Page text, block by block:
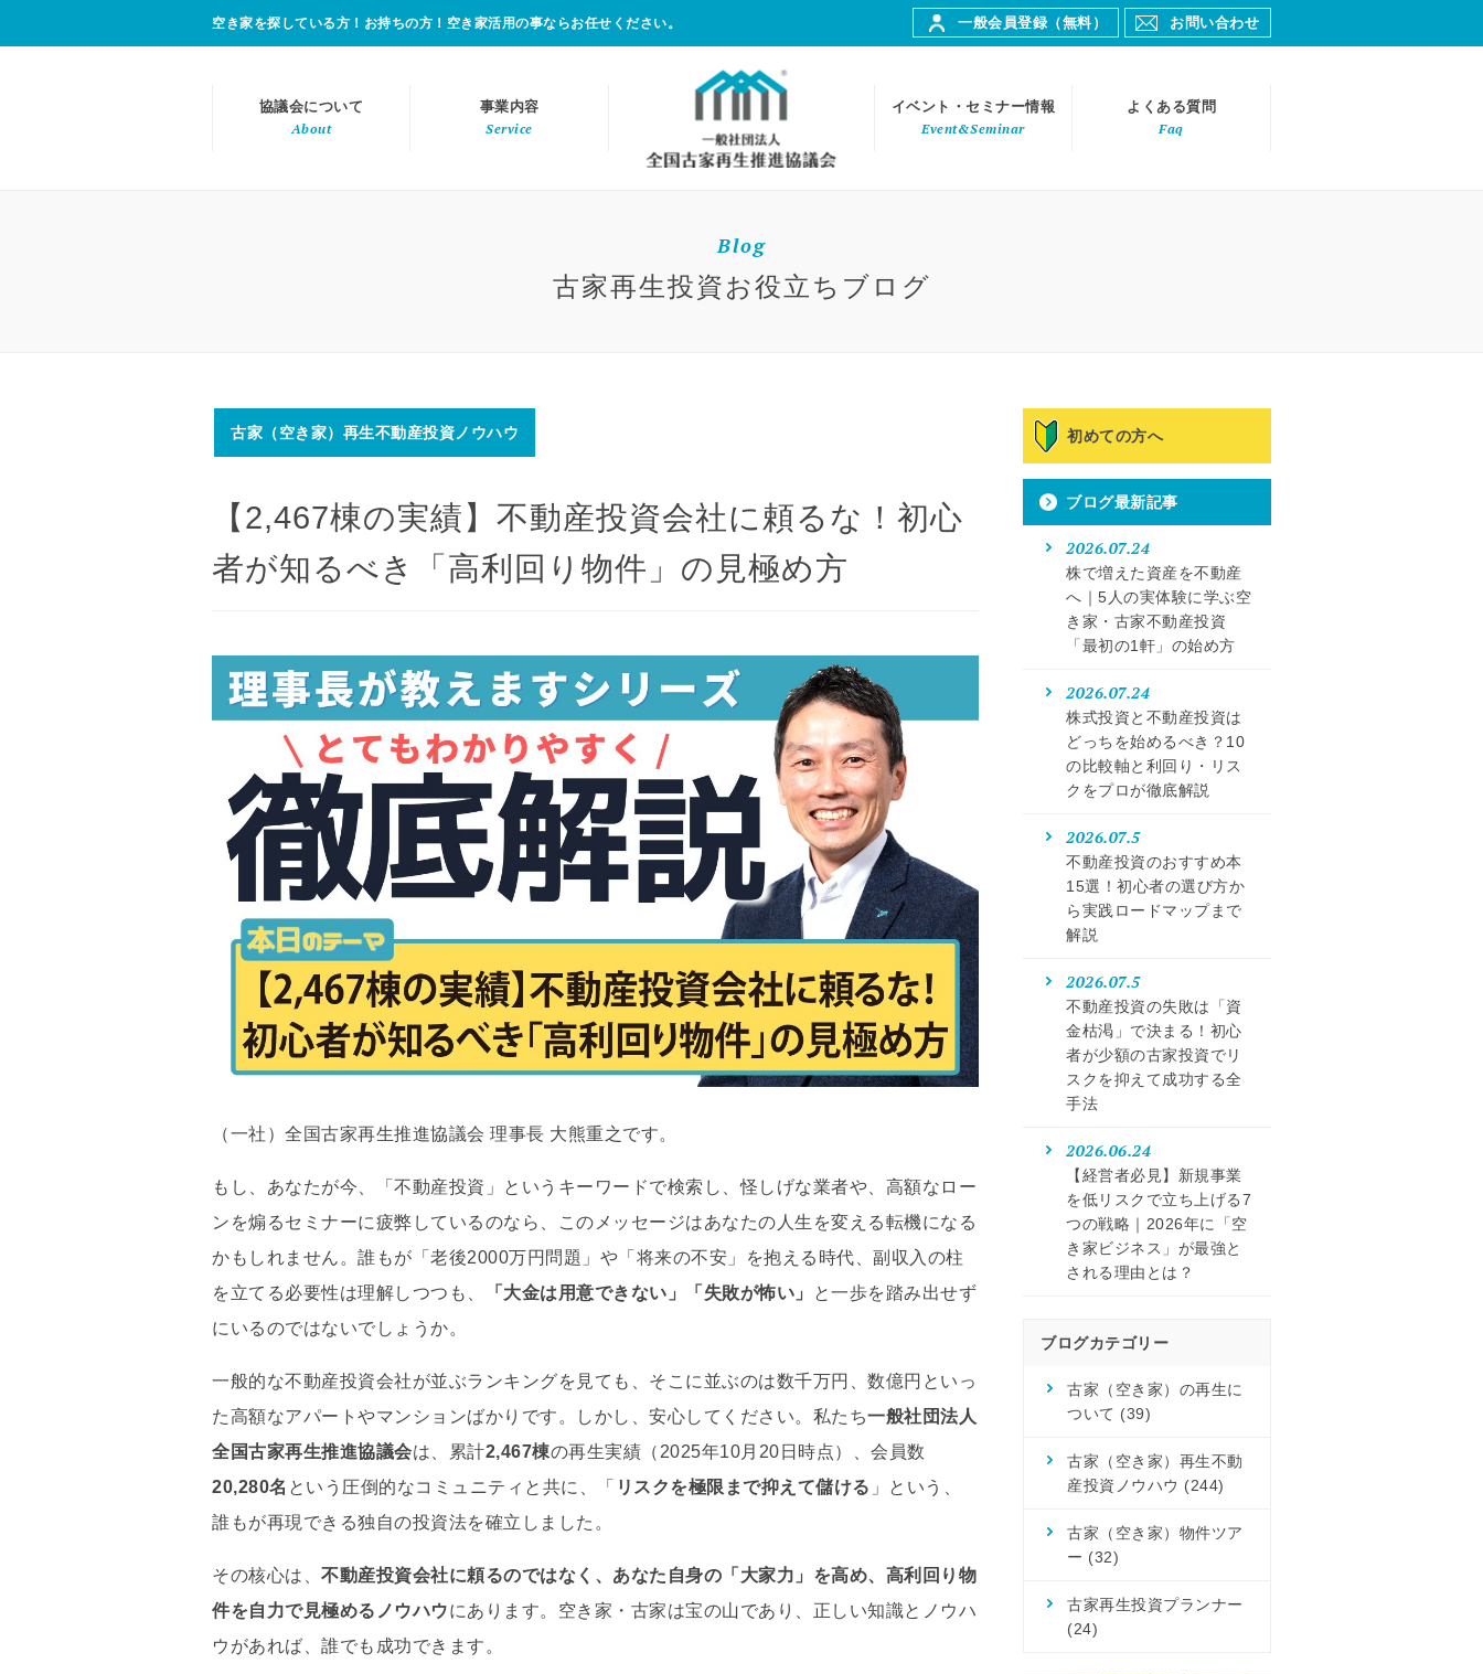
空き家を探している方！お持ちの方！空き家活用の事ならお任せください。 一般会員登録（無料） お問い合わせ
協議会について
About
事業内容
Service
イベント・セミナー情報
Event&Seminar
よくある質問
Faq
Blog
古家再生投資お役立ちブログ
古家（空き家）再生不動産投資ノウハウ
【2,467棟の実績】不動産投資会社に頼るな！初心
者が知るべき「高利回り物件」の見極め方
（一社）全国古家再生推進協議会 理事長 大熊重之です。
もし、あなたが今、「不動産投資」というキーワードで検索し、怪しげな業者や、高額なロー
ンを煽るセミナーに疲弊しているのなら、このメッセージはあなたの人生を変える転機になる
かもしれません 。誰もが「老後2000万円問題」 や「将来の不安」
を抱える時代、副収入の柱
を立てる必要性は理解しつつも、
「大金は用意できない」 「失敗が怖い」
と一歩を踏み出せず
にいるのではないでしょうか。
一般的な不動産投資会社が並ぶランキングを見ても、そこに並ぶのは数千万円、数億円といっ
た高額なアパートやマンションばかりです 。しかし、安心してください。私たち一般社団法人
全国古家再生推進協議会は、累計2,467棟の再生実績（2025年10月20日時点）
、会員数
20,280名 という圧倒的なコミュニティと共に、「 リスクを極限まで抑えて儲ける 」
という、
誰もが再現できる独自の投資法を確立しました。
その核心は、 不動産投資会社に頼るのではなく、あなた自身の「大家力」を高め、高利回り物
件を自力で見極めるノウハウにあります。空き家・古家は宝の山であり
、正しい知識とノウハ
ウがあれば、誰でも成功できます 。
初めての方へ
ブログ最新記事
2026.07.24
株で増えた資産を不動産
へ｜5人の実体験に学ぶ空
き家・古家不動産投資
「最初の1軒」の始め方
2026.07.24
株式投資と不動産投資は
どっちを始めるべき？10
の比較軸と利回り・リス
クをプロが徹底解説
2026.07.5
不動産投資のおすすめ本
15選！初心者の選び方か
ら実践ロードマップまで
解説
2026.07.5
不動産投資の失敗は「資
金枯渇」で決まる！初心
者が少額の古家投資でリ
スクを抑えて成功する全
手法
2026.06.24
【経営者必見】新規事業
を低リスクで立ち上げる7
つの戦略｜2026年に「空
き家ビジネス」が最強と
される理由とは？
ブログカテゴリー
古家（空き家）の再生に
ついて (39)
古家（空き家）再生不動
産投資ノウハウ (244)
古家（空き家）物件ツア
ー (32)
古家再生投資プランナー
(24)